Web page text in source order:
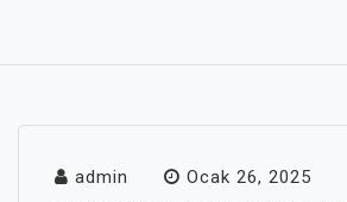
admin Ocak 26, 2025